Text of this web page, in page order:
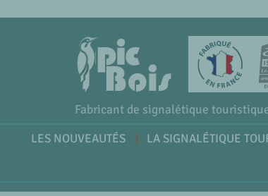
Fabricant de signalétique
LES NOUVEAUTÉS LA SIGNALÉTIQUE